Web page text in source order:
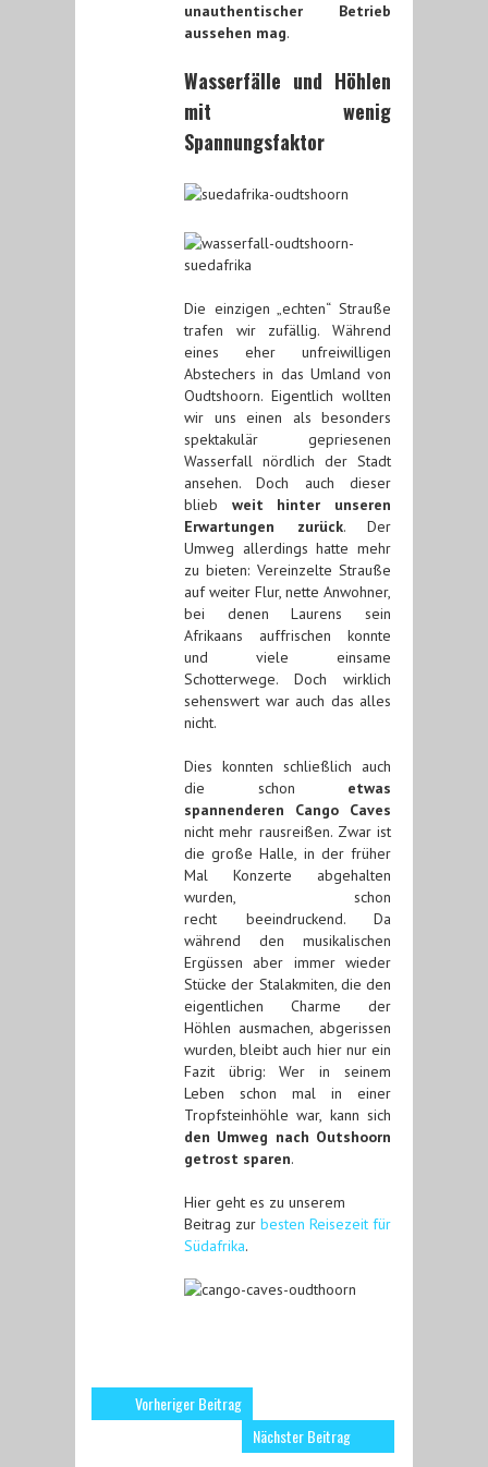
unauthentischer Betrieb
aussehen mag.
Wasserfälle und Höhlen
mit wenig
Spannungsfaktor
Die einzigen „echten“ Strauße
trafen wir zufällig. Während
eines eher unfreiwilligen
Abstechers in das Umland von
Oudtshoorn. Eigentlich wollten
wir uns einen als besonders
spektakulär gepriesenen
Wasserfall nördlich der Stadt
ansehen. Doch auch dieser
blieb weit hinter unseren
Erwartungen zurück. Der
Umweg allerdings hatte mehr
zu bieten: Vereinzelte Strauße
auf weiter Flur, nette Anwohner,
bei denen Laurens sein
Afrikaans auffrischen konnte
und viele einsame
Schotterwege. Doch wirklich
sehenswert war auch das alles
nicht.
Dies konnten schließlich auch
die schon etwas
spannenderen Cango Caves
nicht mehr rausreißen. Zwar ist
die große Halle, in der früher
Mal Konzerte abgehalten
wurden, schon
recht beeindruckend. Da
während den musikalischen
Ergüssen aber immer wieder
Stücke der Stalakmiten, die den
eigentlichen Charme der
Höhlen ausmachen, abgerissen
wurden, bleibt auch hier nur ein
Fazit übrig: Wer in seinem
Leben schon mal in einer
Tropfsteinhöhle war, kann sich
den Umweg nach Outshoorn
getrost sparen.
Hier geht es zu unserem
Beitrag zur besten Reisezeit für
Südafrika.
Vorheriger Beitrag
Nächster Beitrag